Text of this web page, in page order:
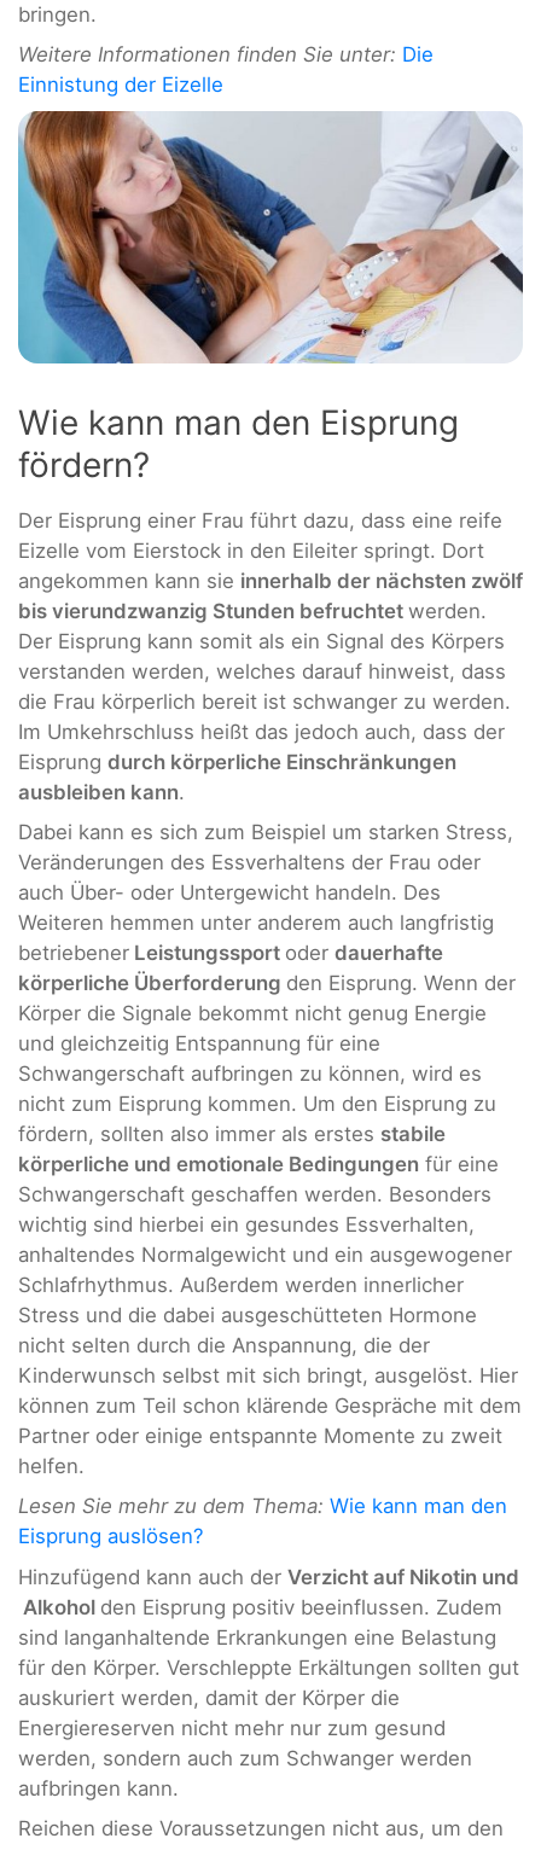
bringen.
Weitere Informationen finden Sie unter: Die
Einnistung der Eizelle
Wie kann man den Eisprung
fördern?
Der Eisprung einer Frau führt dazu, dass eine reife
Eizelle vom Eierstock in den Eileiter springt. Dort
angekommen kann sie innerhalb der nächsten zwölf
bis vierundzwanzig Stunden befruchtet werden.
Der Eisprung kann somit als ein Signal des Körpers
verstanden werden, welches darauf hinweist, dass
die Frau körperlich bereit ist schwanger zu werden.
Im Umkehrschluss heißt das jedoch auch, dass der
Eisprung durch körperliche Einschränkungen
ausbleiben kann.
Dabei kann es sich zum Beispiel um starken Stress,
Veränderungen des Essverhaltens der Frau oder
auch Über- oder Untergewicht handeln. Des
Weiteren hemmen unter anderem auch langfristig
betriebener Leistungssport oder dauerhafte
körperliche Überforderung den Eisprung. Wenn der
Körper die Signale bekommt nicht genug Energie
und gleichzeitig Entspannung für eine
Schwangerschaft aufbringen zu können, wird es
nicht zum Eisprung kommen. Um den Eisprung zu
fördern, sollten also immer als erstes stabile
körperliche und emotionale Bedingungen für eine
Schwangerschaft geschaffen werden. Besonders
wichtig sind hierbei ein gesundes Essverhalten,
anhaltendes Normalgewicht und ein ausgewogener
Schlafrhythmus. Außerdem werden innerlicher
Stress und die dabei ausgeschütteten Hormone
nicht selten durch die Anspannung, die der
Kinderwunsch selbst mit sich bringt, ausgelöst. Hier
können zum Teil schon klärende Gespräche mit dem
Partner oder einige entspannte Momente zu zweit
helfen.
Lesen Sie mehr zu dem Thema: Wie kann man den
Eisprung auslösen?
Hinzufügend kann auch der Verzicht auf Nikotin und
Alkohol den Eisprung positiv beeinflussen. Zudem
sind langanhaltende Erkrankungen eine Belastung
für den Körper. Verschleppte Erkältungen sollten gut
auskuriert werden, damit der Körper die
Energiereserven nicht mehr nur zum gesund
werden, sondern auch zum Schwanger werden
aufbringen kann.
Reichen diese Voraussetzungen nicht aus, um den